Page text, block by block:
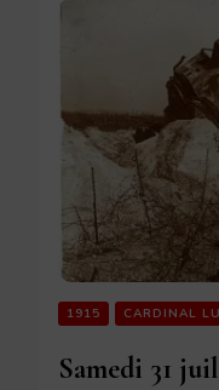
1915 CARDINAL
Samedi 31